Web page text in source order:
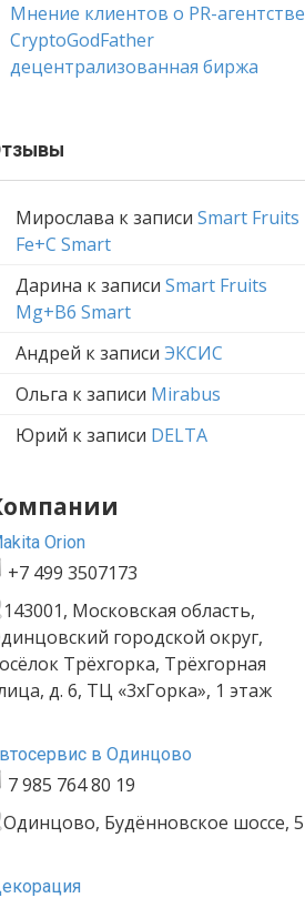
Мнение клиентов о PR-агентстве
CryptoGodFather
децентрализованная биржа
Мирослава к записи Smart Fruits
Fe+C Smart
Дарина к записи Smart Fruits
Mg+B6 Smart
Андрей к записи ЭКСИС
Ольга к записи Mirabus
Юрий к записи DELTA
Orion
+7 499 3507173
143001, Московская область,
городской округ,
Трёхгорка, Трёхгорная
д. 6, ТЦ «3хГорка», 1 этаж
в Одинцово
7 985 764 80 19
Одинцово, Будённовское шоссе, 5